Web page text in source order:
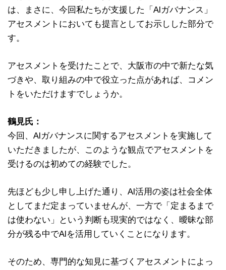
は、まさに、今回私たちが支援した「AIガバナンス」
アセスメントにおいても提言としてお示しした部分で
す。
アセスメントを受けたことで、大阪市の中で新たな気
づきや、取り組みの中で役立った点があれば、コメン
トをいただけますでしょうか。
鶴見氏：
今回、AIガバナンスに関するアセスメントを実施して
いただきましたが、このような観点でアセスメントを
受けるのは初めての経験でした。
先ほども少し申し上げた通り、AI活用の姿は社会全体
としてまだ定まっていませんが、一方で「定まるまで
は使わない」という判断も現実的ではなく、曖昧な部
分が残る中でAIを活用していくことになります。
そのため、専門的な知見に基づくアセスメントによっ